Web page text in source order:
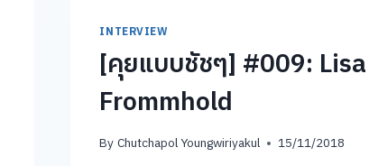
INTERVIEW
[คุยแบบชัชๆ] #009: Lisa
Frommhold
ByChutchapol Youngwiriyakul 15/11/2018